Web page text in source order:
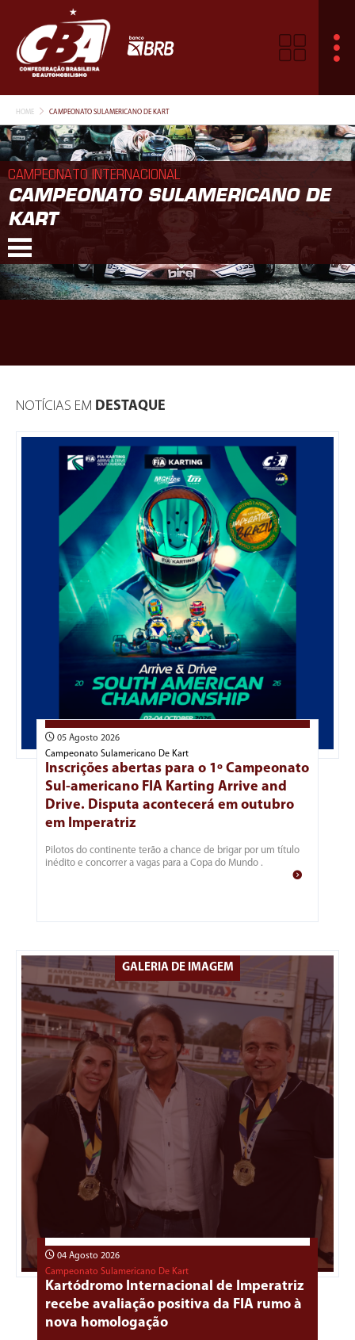
HOME CAMPEONATO SULAMERICANO DE KART
CAMPEONATO INTERNACIONAL
CAMPEONATO SULAMERICANO DE
KART
NOTÍCIAS EM DESTAQUE
05 Agosto 2026
Campeonato Sulamericano De Kart
Inscrições abertas para o 1º Campeonato
Sul-americano FIA Karting Arrive and
Drive. Disputa acontecerá em outubro
em Imperatriz
Pilotos do continente terão a chance de brigar por um título
inédito e concorrer a vagas para a Copa do Mundo .
GALERIA DE IMAGEM
04 Agosto 2026
Campeonato Sulamericano De Kart
Kartódromo Internacional de Imperatriz
recebe avaliação positiva da FIA rumo à
nova homologação